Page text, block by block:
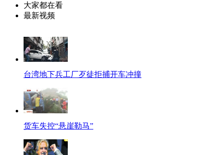
大家都在看
最新视频
台湾地下兵工厂歹徒拒捕开车冲撞
货车失控“悬崖勒马”